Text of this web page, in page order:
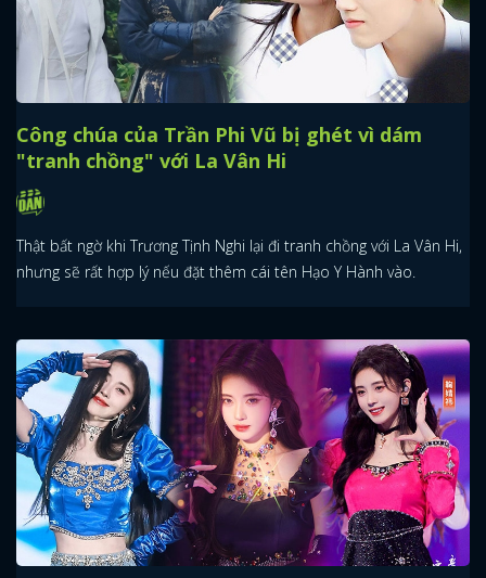
Công chúa của Trần Phi Vũ bị ghét vì dám
"tranh chồng" với La Vân Hi
Thật bất ngờ khi Trương Tịnh Nghi lại đi tranh chồng với La Vân Hi,
nhưng sẽ rất hợp lý nếu đặt thêm cái tên Hạo Y Hành vào.